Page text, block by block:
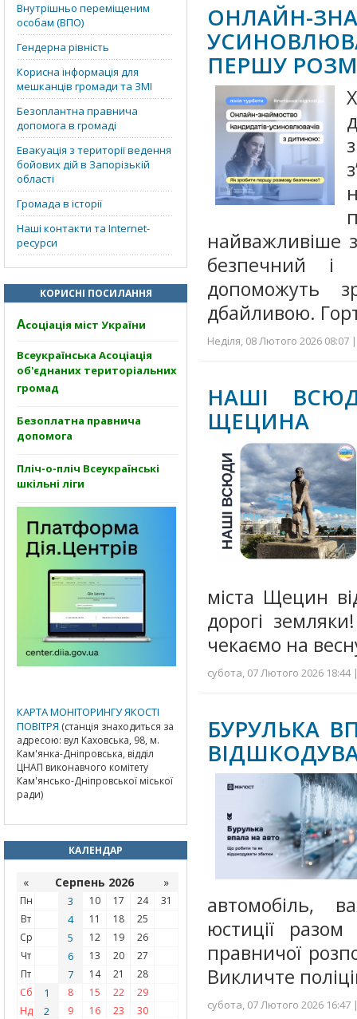
Внутрішньо переміщеним
особам (ВПО)
Гендерна рівність
Корисна інформація для
мешканців громади та ЗМІ
Безоплантна правнича
допомога в громаді
Евакуація з території ведення
бойових дій в Запорізькій
області
Громада в історії
Наші контакти та Internet-
ресурси
КОРИСНІ ПОСИЛАННЯ
Асоціація міст України
Всеукраїнська Асоціація
об'єднаних територіальних
громад
Безоплатна правнича
допомога
Пліч-о-пліч Всеукраїнські
шкільні ліги
КАРТА МОНІТОРИНГУ ЯКОСТІ
ПОВІТРЯ (станція знаходиться за
адресою: вул Каховська, 98, м.
Кам'янка-Дніпровська, відділ
ЦНАП виконавчого комітету
Кам'янсько-Дніпровської міської
ради)
КАЛЕНДАР
« Серпень 2026 »
Пн 3 10 17 24
31
Вт
4 11 18
25
Ср
5 12 19
26
Чт
6 13 20
27
Пт
7 14 21
28
Сб
1 8 15 22
29
Нд
2 9 16 23 30
ОНЛАЙН-
ПЕРШУ
найважливіше
безпечний і
допоможуть
дбайливою.
Неділя, 08 Лютого 2026 08:07
НАШІ
ЩЕЦИНА
міста Щецин
дорогі
чекаємо на
субота, 07 Лютого 2026 18:44
БУРУЛЬКА
автомобіль,
юстиції
правничої
Викличте
субота, 07 Лютого 2026 16:47